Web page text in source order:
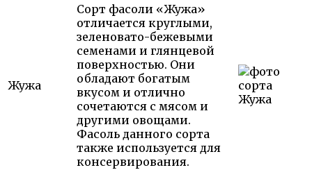
Жужа
Сорт фасоли «Жужа»
отличается круглыми,
зеленовато-бежевыми
семенами и глянцевой
поверхностью. Они
обладают богатым
вкусом и отлично
сочетаются с мясом и
другими овощами.
Фасоль данного сорта
также используется для
консервирования.